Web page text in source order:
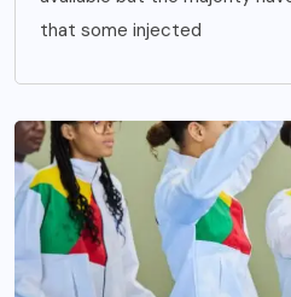
that some injected